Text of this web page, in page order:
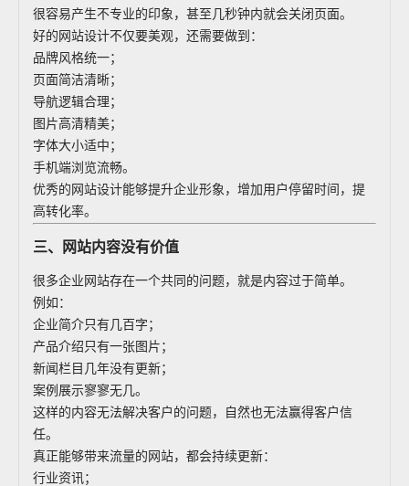
很容易产生不专业的印象，甚至几秒钟内就会关闭页面。
好的网站设计不仅要美观，还需要做到：
品牌风格统一；
页面简洁清晰；
导航逻辑合理；
图片高清精美；
字体大小适中；
手机端浏览流畅。
优秀的网站设计能够提升企业形象，增加用户停留时间，提
高转化率。
三、网站内容没有价值
很多企业网站存在一个共同的问题，就是内容过于简单。
例如：
企业简介只有几百字；
产品介绍只有一张图片；
新闻栏目几年没有更新；
案例展示寥寥无几。
这样的内容无法解决客户的问题，自然也无法赢得客户信
任。
真正能够带来流量的网站，都会持续更新：
行业资讯；